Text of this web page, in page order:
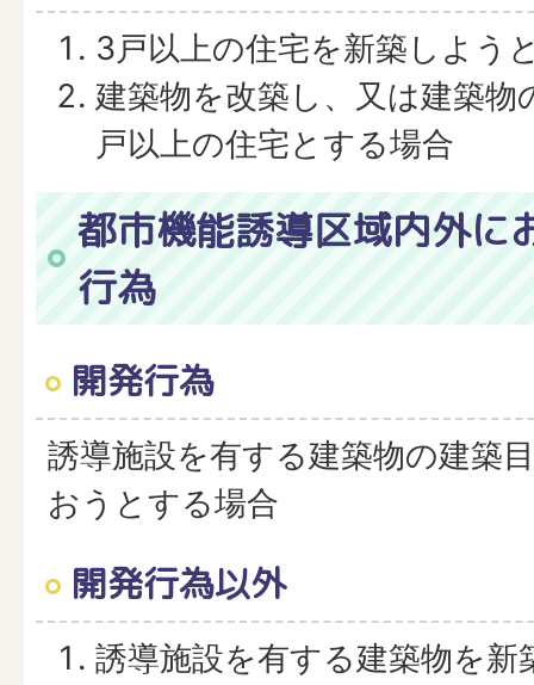
3戸以上の住宅を新築しよう
建築物を改築し、又は建築
戸以上の住宅とする場合
都市機能誘導区域内外に
行為
開発行為
誘導施設を有する建築物の建築
おうとする場合
開発行為以外
誘導施設を有する建築物を